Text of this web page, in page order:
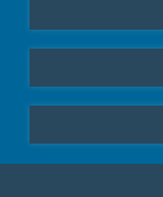
LinkedIn